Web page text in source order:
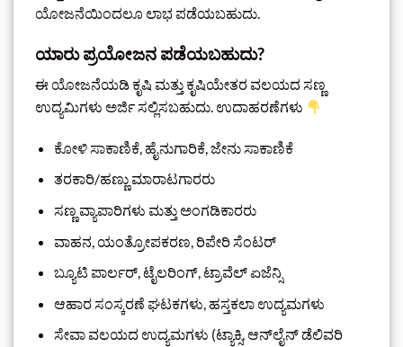
ಯೋಜನೆಯಿಂದಲೂ ಲಾಭ ಪಡೆಯಬಹುದು.
ಯಾರು ಪ್ರಯೋಜನ ಪಡೆಯಬಹುದು?
ಈ ಯೋಜನೆಯಡಿ ಕೃಷಿ ಮತ್ತು ಕೃಷಿಯೇತರ ವಲಯದ ಸಣ್ಣ
ಉದ್ಯಮಿಗಳು ಅರ್ಜಿ ಸಲ್ಲಿಸಬಹುದು. ಉದಾಹರಣೆಗಳು
ಕೋಳಿ ಸಾಕಾಣಿಕೆ, ಹೈನುಗಾರಿಕೆ, ಜೇನು ಸಾಕಾಣಿಕೆ
ತರಕಾರಿ/ಹಣ್ಣು ಮಾರಾಟಗಾರರು
ಸಣ್ಣ ವ್ಯಾಪಾರಿಗಳು ಮತ್ತು ಅಂಗಡಿಕಾರರು
ವಾಹನ, ಯಂತ್ರೋಪಕರಣ, ರಿಪೇರಿ ಸೆಂಟರ್
ಬ್ಯೂಟಿ ಪಾರ್ಲರ್, ಟೈಲರಿಂಗ್, ಟ್ರಾವೆಲ್ ಏಜೆನ್ಸಿ
ಆಹಾರ ಸಂಸ್ಕರಣೆ ಘಟಕಗಳು, ಹಸ್ತಕಲಾ ಉದ್ಯಮಗಳು
ಸೇವಾ ವಲಯದ ಉದ್ಯಮಗಳು (ಟ್ಯಾಕ್ಸಿ, ಆನ್‌ಲೈನ್ ಡೆಲಿವರಿ